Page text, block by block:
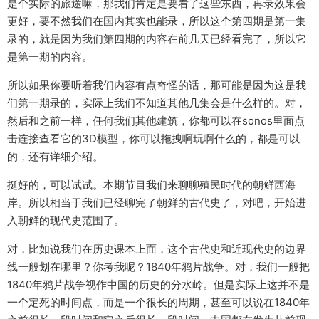
是个实际的旅途嘛，那我们肯定是要看了这些东西，再录效果会
更好，要不然我们在国内其实也能录，所以这个第四期是第一集
录的，就是因为我们第四期的内容在前几天已经看完了，所以它
是第一期的内容。
所以如果你要听着我们内容有点奇怪的话，那可能是因为这是我
们第一期录的，实际上我们不知道其他几集会是什么样的。对，
然后和之前一样，任何我们其他建筑，你都可以在sonos里面点
击连接查看它的3D模型，你可以拖拽啊玩啊什么的，都是可以
的，还有详细介绍。
挺好的，可以试试。本期节目我们来聊聊殖民时代的朝鲜西海
岸。所以相当于我们已经聊完了朝鲜的古代史了，对吧，开始进
入朝鲜的现代史范围了。
对，比如说我们在历史课本上面，这个古代史和近现代史的边界
线一般划在哪里？你考我呢？1840年鸦片战争。对，我们一般把
1840年鸦片战争视作中国的历史的分水岭。但是实际上这并不是
一个定死的时间点，而是一个很长的周期，甚至可以说在1840年